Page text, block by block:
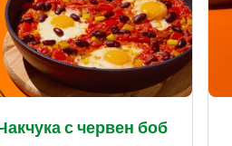
с червен боб